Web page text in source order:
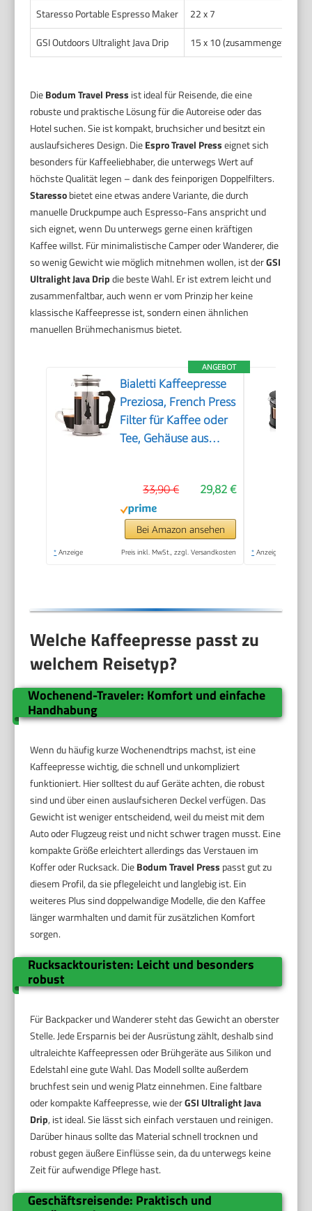
Staresso Portable Espresso Maker
22 x 7
GSI Outdoors Ultralight Java Drip
15 x 10 (zusammengefaltet)
DieBodum Travel Press ist ideal für Reisende, die eine
robuste und praktische Lösung für die Autoreise oder das
Hotel suchen. Sie ist kompakt, bruchsicher und besitzt ein
auslaufsicheres Design. DieEspro Travel Presseignet sich
besonders für Kaffeeliebhaber, die unterwegs Wert auf
höchste Qualität legen – dank des feinporigen Doppelfilters.
Staressobietet eine etwas andere Variante, die durch
manuelle Druckpumpe auch Espresso-Fans anspricht und
sich eignet, wenn Du unterwegs gerne einen kräftigen
Kaffee willst. Für minimalistische Camper oder Wanderer, die
so wenig Gewicht wie möglich mitnehmen wollen, ist derGSI
Ultralight Java Dripdie beste Wahl. Er ist extrem leicht und
zusammenfaltbar, auch wenn er vom Prinzip her keine
klassische Kaffeepresse ist, sondern einen ähnlichen
manuellen Brühmechanismus bietet.
ANGEBOT
Bialetti Kaffeepresse
Preziosa, French Press
Filter für Kaffee oder
Tee, Gehäuse aus
Borosilikatglas,
spülmaschinenfest, 1
Liter, 8 Tassen, Silber
29,82 €
33,90 €
Bei Amazon ansehen
* Anzeige Preis inkl. MwSt., zzgl. Versandkosten * Anzeige
Welche Kaffeepresse passt zu
welchem Reisetyp?
Wochenend-Traveler: Komfort und einfache
Handhabung
Wenn du häufig kurze Wochenendtrips machst, ist eine
Kaffeepresse wichtig, die schnell und unkompliziert
funktioniert. Hier solltest du auf Geräte achten, die robust
sind und über einen auslaufsicheren Deckel verfügen. Das
Gewicht ist weniger entscheidend, weil du meist mit dem
Auto oder Flugzeug reist und nicht schwer tragen musst. Eine
kompakte Größe erleichtert allerdings das Verstauen im
Koffer oder Rucksack. DieBodum Travel Press passt gut zu
diesem Profil, da sie pflegeleicht und langlebig ist. Ein
weiteres Plus sind doppelwandige Modelle, die den Kaffee
länger warmhalten und damit für zusätzlichen Komfort
sorgen.
Rucksacktouristen: Leicht und besonders
robust
Für Backpacker und Wanderer steht das Gewicht an oberster
Stelle. Jede Ersparnis bei der Ausrüstung zählt, deshalb sind
ultraleichte Kaffeepressen oder Brühgeräte aus Silikon und
Edelstahl eine gute Wahl. Das Modell sollte außerdem
bruchfest sein und wenig Platz einnehmen. Eine faltbare
oder kompakte Kaffeepresse, wie derGSI Ultralight Java
Drip, ist ideal. Sie lässt sich einfach verstauen und reinigen.
Darüber hinaus sollte das Material schnell trocknen und
robust gegen äußere Einflüsse sein, da du unterwegs keine
Zeit für aufwendige Pflege hast.
Geschäftsreisende: Praktisch und